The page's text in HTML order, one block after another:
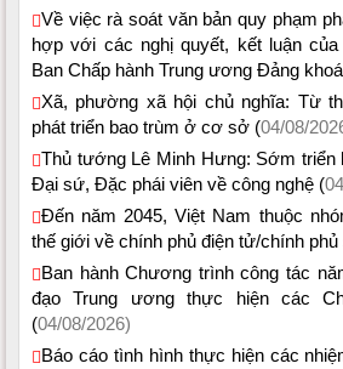
Về việc rà soát văn bản quy phạm
hợp với các nghị quyết, kết luận
Ban Chấp hành Trung ương Đảng
Xã, phường xã hội chủ nghĩa: Từ
phát triển bao trùm ở cơ sở (04/08/
Thủ tướng Lê Minh Hưng: Sớm
Đại sứ, Đặc phái viên về công nghệ (
Đến năm 2045, Việt Nam thuộc
thế giới về chính phủ điện tử/chính phủ
Ban hành Chương trình công tác
đạo Trung ương thực hiện các
(04/08/2026)
Báo cáo tình hình thực hiện các